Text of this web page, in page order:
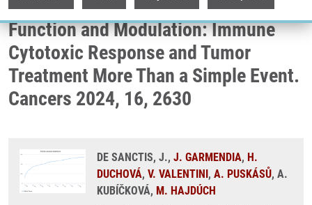
Correction: De Sanctis et al. Lck
Function and Modulation: Immune
Cytotoxic Response and Tumor
Treatment More Than a Simple Event.
Cancers 2024, 16, 2630
DE SANCTIS, J., J. GARMENDIA, H.
DUCHOVÁ, V. VALENTINI, A. PUSKÁSŮ, A.
KUBÍČKOVÁ, M. HAJDÚCH